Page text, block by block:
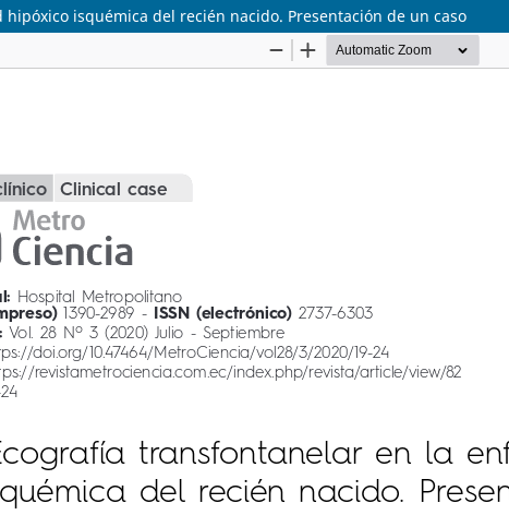
isquémica del recién nacido. Presentación de un caso